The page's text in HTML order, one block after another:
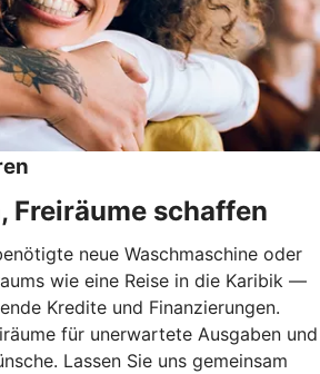
Freiräume schaffen
neue Waschmaschine oder
wie eine Reise in die Karibik —
Kredite und Finanzierungen.
für unerwartete Ausgaben und
Lassen Sie uns gemeinsam